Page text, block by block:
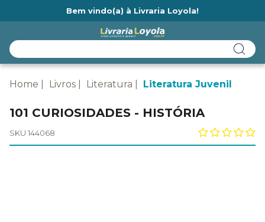
Bem vindo(a) à Livraria Loyola!
Home Livros Literatura Literatura Juvenil
101 CURIOSIDADES - HISTÓRIA
SKU 144068